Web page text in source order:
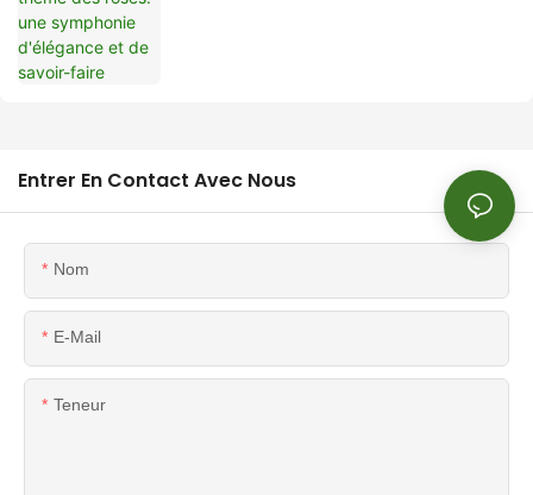
Entrer En Contact Avec Nous
Nom
E-Mail
Teneur